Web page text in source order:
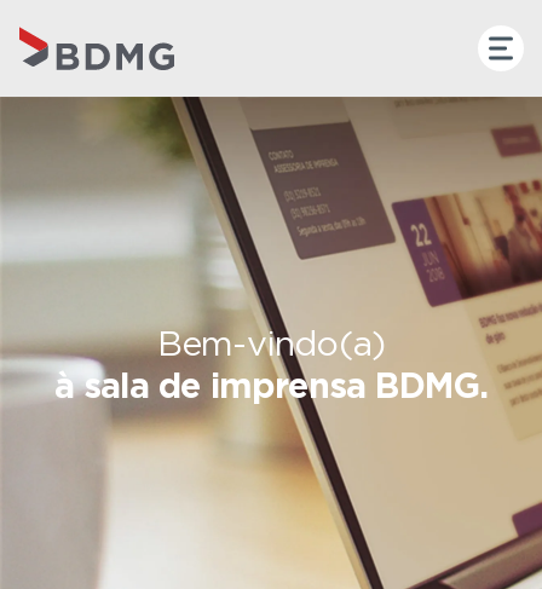
Bem-vindo(a)
à sala de imprensa BDMG.